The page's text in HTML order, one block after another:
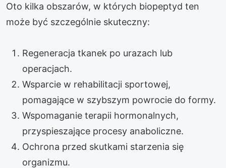
Oto kilka obszarów, w których biopeptyd ten
może być szczególnie skuteczny:
Regeneracja tkanek po urazach lub
operacjach.
Wsparcie w rehabilitacji sportowej,
pomagające w szybszym powrocie do formy.
Wspomaganie terapii hormonalnych,
przyspieszające procesy anaboliczne.
Ochrona przed skutkami starzenia się
organizmu.